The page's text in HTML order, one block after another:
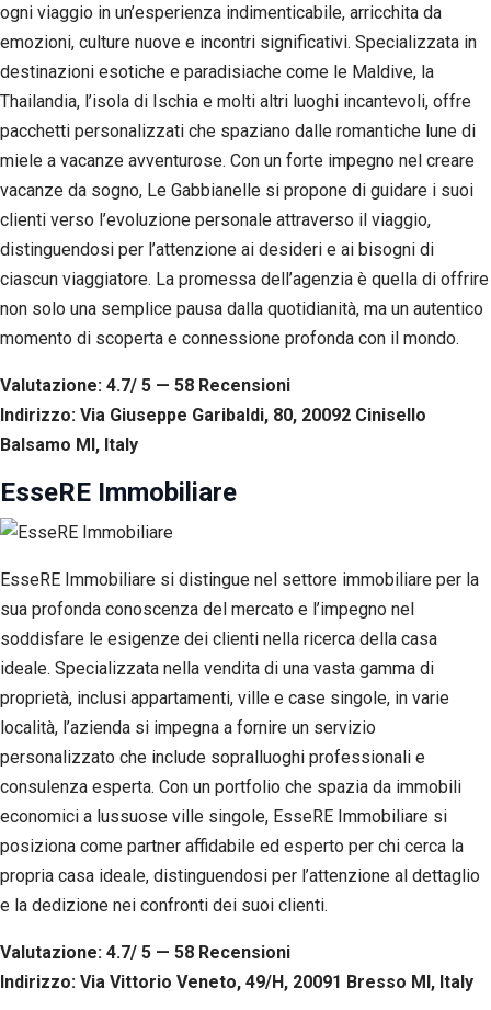
ogni viaggio in un’esperienza indimenticabile, arricchita da
emozioni, culture nuove e incontri significativi. Specializzata in
destinazioni esotiche e paradisiache come le Maldive, la
Thailandia, l’isola di Ischia e molti altri luoghi incantevoli, offre
pacchetti personalizzati che spaziano dalle romantiche lune di
miele a vacanze avventurose. Con un forte impegno nel creare
vacanze da sogno, Le Gabbianelle si propone di guidare i suoi
clienti verso l’evoluzione personale attraverso il viaggio,
distinguendosi per l’attenzione ai desideri e ai bisogni di
ciascun viaggiatore. La promessa dell’agenzia è quella di offrire
non solo una semplice pausa dalla quotidianità, ma un autentico
momento di scoperta e connessione profonda con il mondo.
Valutazione: 4.7/ 5 — 58 Recensioni
Indirizzo: Via Giuseppe Garibaldi, 80, 20092 Cinisello
Balsamo MI, Italy
EsseRE Immobiliare
EsseRE Immobiliare si distingue nel settore immobiliare per la
sua profonda conoscenza del mercato e l’impegno nel
soddisfare le esigenze dei clienti nella ricerca della casa
ideale. Specializzata nella vendita di una vasta gamma di
proprietà, inclusi appartamenti, ville e case singole, in varie
località, l’azienda si impegna a fornire un servizio
personalizzato che include sopralluoghi professionali e
consulenza esperta. Con un portfolio che spazia da immobili
economici a lussuose ville singole, EsseRE Immobiliare si
posiziona come partner affidabile ed esperto per chi cerca la
propria casa ideale, distinguendosi per l’attenzione al dettaglio
e la dedizione nei confronti dei suoi clienti.
Valutazione: 4.7/ 5 — 58 Recensioni
Indirizzo: Via Vittorio Veneto, 49/H, 20091 Bresso MI, Italy